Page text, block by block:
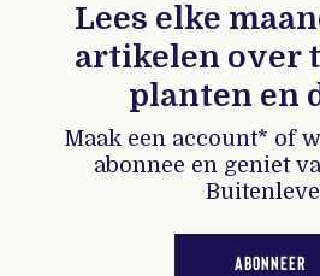
Lees elke
artikelen over
planten en
Maak een account* of
abonnee en geniet
ABONNEER